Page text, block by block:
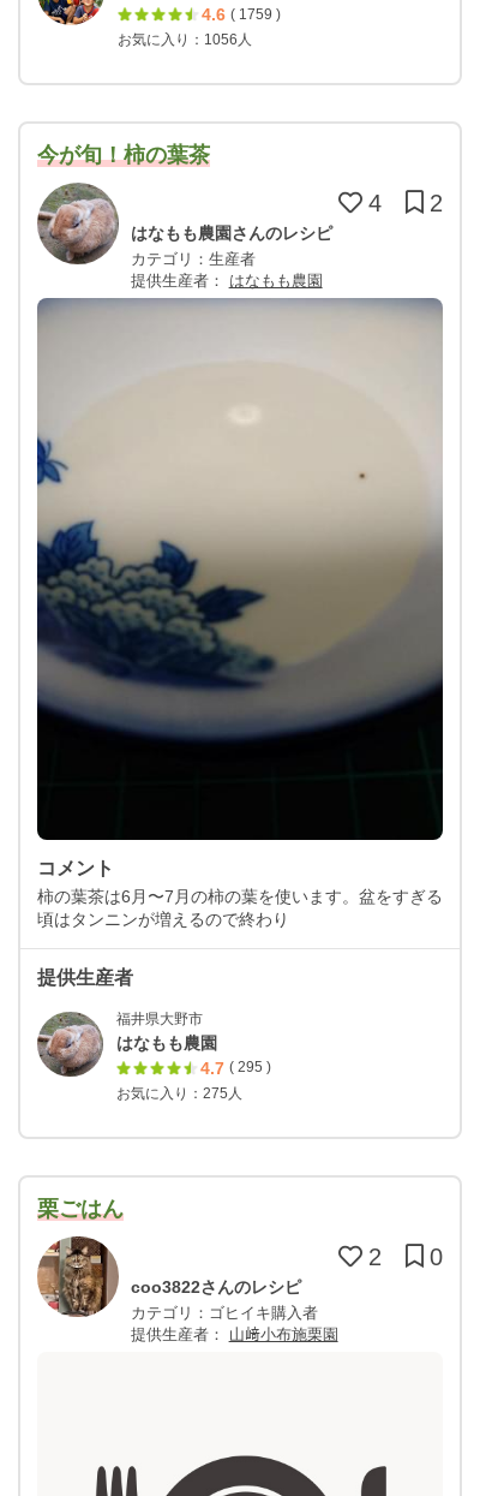
4.6 ( 1759 )
お気に入り：1056人
今が旬！柿の葉茶
4 2
はなもも農園さんのレシピ
カテゴリ：生産者
提供生産者： はなもも農園
コメント
柿の葉茶は6月〜7月の柿の葉を使います。盆をすぎる
頃はタンニンが増えるので終わり
提供生産者
福井県大野市
はなもも農園
4.7 ( 295 )
お気に入り：275人
栗ごはん
2 0
coo3822さんのレシピ
カテゴリ：ゴヒイキ購入者
提供生産者： 山﨑小布施栗園